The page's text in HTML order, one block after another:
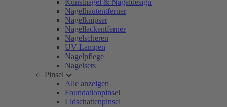
Kunstnägel & Nageldesign
Nagelhautentferner
Nagelknipser
Nagellackentferner
Nagelscheren
UV-Lampen
Nagelpflege
Nagelsets
Pinsel
Alle anzeigen
Foundationpinsel
Lidschattenpinsel